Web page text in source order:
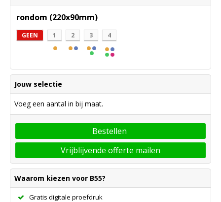
rondom (220x90mm)
GEEN 1 2 3 4
Jouw selectie
Voeg een aantal in bij maat.
Bestellen
Vrijblijvende offerte mailen
Waarom kiezen voor B55?
Gratis digitale proefdruk